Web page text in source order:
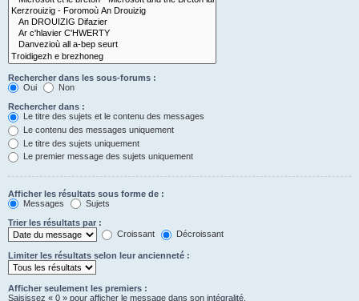
Rechercher dans les sous-forums :
Oui
Non
Rechercher dans :
Le titre des sujets et le contenu des messages
Le contenu des messages uniquement
Le titre des sujets uniquement
Le premier message des sujets uniquement
Afficher les résultats sous forme de :
Messages
Sujets
Trier les résultats par :
Croissant
Décroissant
Limiter les résultats selon leur ancienneté :
Afficher seulement les premiers :
Saisissez « 0 » pour afficher le message dans son intégralité.